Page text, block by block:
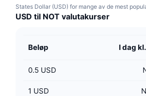
States Dollar (USD) for mange av de mest
USD til NOT valutakurser
Beløp I dag
0.5 USD
1 USD